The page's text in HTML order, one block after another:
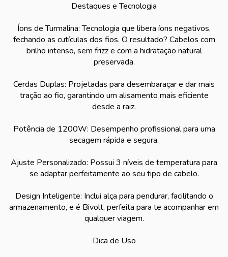
Destaques e Tecnologia
Íons de Turmalina: Tecnologia que libera íons negativos,
fechando as cutículas dos fios. O resultado? Cabelos com
brilho intenso, sem frizz e com a hidratação natural
preservada.
Cerdas Duplas: Projetadas para desembaraçar e dar mais
tração ao fio, garantindo um alisamento mais eficiente
desde a raiz.
Potência de 1200W: Desempenho profissional para uma
secagem rápida e segura.
Ajuste Personalizado: Possui 3 níveis de temperatura para
se adaptar perfeitamente ao seu tipo de cabelo.
Design Inteligente: Inclui alça para pendurar, facilitando o
armazenamento, e é Bivolt, perfeita para te acompanhar em
qualquer viagem.
Dica de Uso